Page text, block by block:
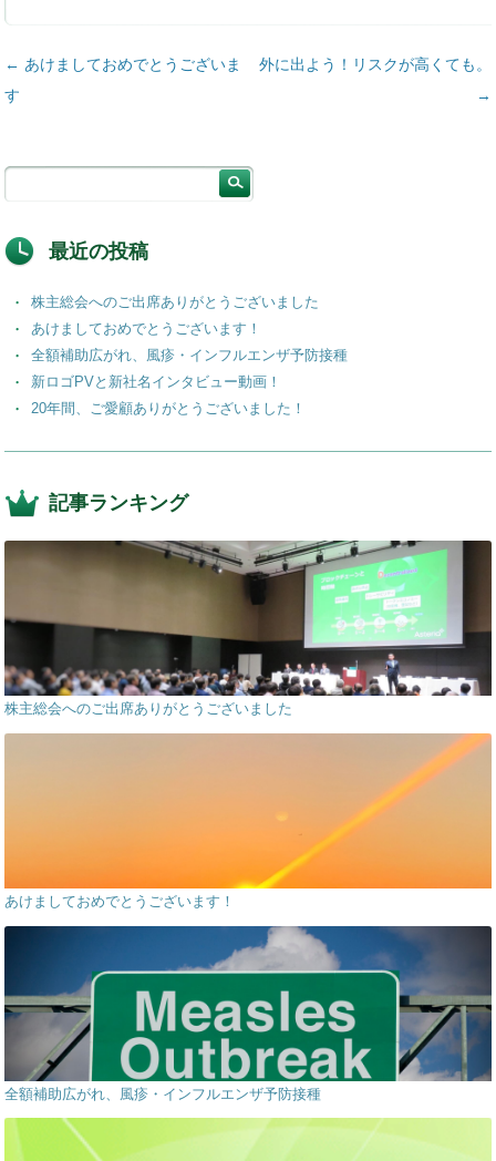
投稿ナビゲーション
← あけましておめでとうございま
す
外に出よう！リスクが高くても。
→
最近の投稿
株主総会へのご出席ありがとうございました
あけましておめでとうございます！
全額補助広がれ、風疹・インフルエンザ予防接種
新ロゴPVと新社名インタビュー動画！
20年間、ご愛顧ありがとうございました！
記事ランキング
株主総会へのご出席ありがとうございました
あけましておめでとうございます！
全額補助広がれ、風疹・インフルエンザ予防接種